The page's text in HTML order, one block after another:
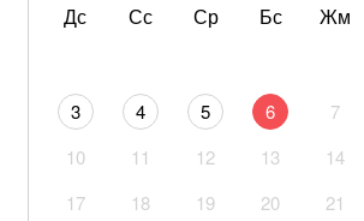
Дс
Сс Ср Бс Жм
3
4 5 6 7
10
11 12 13 14
17
18 19 20 21